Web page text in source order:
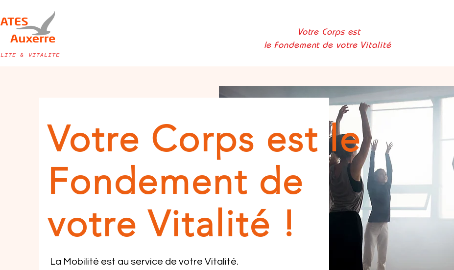
& VITALITE
Votre Corps est
le Fondement de votre Vitalité
Votre Corps est le
Fondement de
votre Vitalité !
La Mobilité est au service de votre Vitalité.